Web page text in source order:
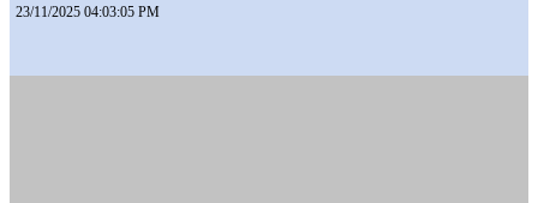
23/11/2025 04:03:05 PM